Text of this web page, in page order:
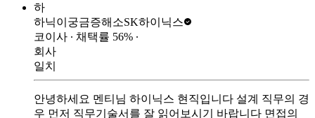
하
하닉이궁금증해소SK하이닉스
코이사 ∙ 채택률 56% ∙
회사
일치
안녕하세요 멘티님 하이닉스 현직입니다 설계 직무의 경
우 먼저 직무기술서를 잘 읽어보시기 바랍니다 면접의